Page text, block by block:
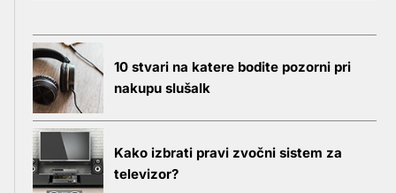
10 stvari na katere bodite pozorni pri
nakupu slušalk
Kako izbrati pravi zvočni sistem za
televizor?